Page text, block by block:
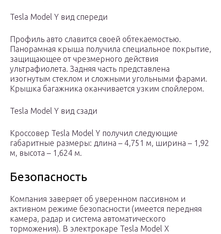
Tesla Model Y вид спереди
Профиль авто славится своей обтекаемостью.
Панорамная крыша получила специальное покрытие,
защищающее от чрезмерного действия
ультрафиолета. Задняя часть представлена
изогнутым стеклом и сложными угольными фарами.
Крышка багажника оканчивается узким спойлером.
Tesla Model Y вид сзади
Кроссовер Tesla Model Y получил следующие
габаритные размеры: длина – 4,751 м, ширина – 1,92
м, высота – 1,624 м.
Безопасность
Компания заверяет об уверенном пассивном и
активном режиме безопасности (имеется передняя
камера, радар и система автоматического
торможения). В электрокаре Tesla Model X